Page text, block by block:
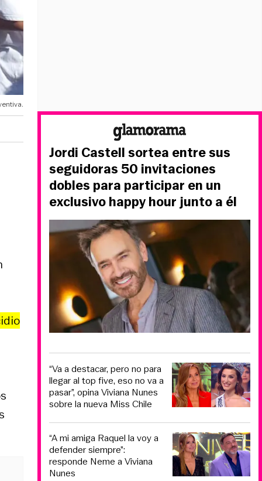
Jordi Castell sortea entre sus
seguidoras 50 invitaciones
dobles para participar en un
exclusivo happy hour junto a él
“Va a destacar, pero no para
llegar al top five, eso no va a
pasar”, opina Viviana Nunes
sobre la nueva Miss Chile
“A mi amiga Raquel la voy a
defender siempre”:
responde Neme a Viviana
Nunes